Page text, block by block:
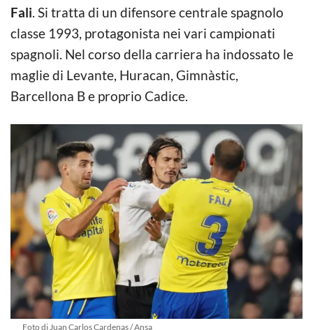
Fali. Si tratta di un difensore centrale spagnolo
classe 1993, protagonista nei vari campionati
spagnoli. Nel corso della carriera ha indossato le
maglie di Levante, Huracan, Gimnàstic,
Barcellona B e proprio Cadice.
Foto di Juan Carlos Cardenas / Ansa